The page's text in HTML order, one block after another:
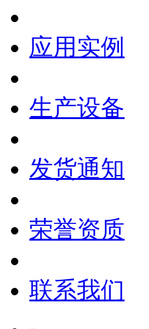
应用实例
生产设备
发货通知
荣誉资质
联系我们